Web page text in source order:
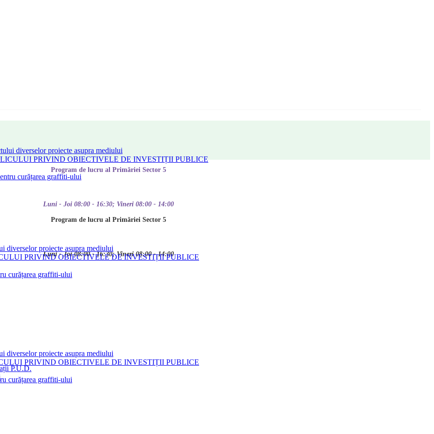
diverselor proiecte asupra mediului
PRIVIND OBIECTIVELE DE INVESTIȚII PUBLICE
curățarea graffiti-ului
P.U.D.
Program de lucru al Primăriei Sector 5
Luni - Joi 08:00 - 16:30; Vineri 08:00 - 14:00
Program de lucru al Primăriei Sector 5
Luni - Joi 08:00 - 16:30; Vineri 08:00 - 14:00
diverselor proiecte asupra mediului
PRIVIND OBIECTIVELE DE INVESTIȚII PUBLICE
curățarea graffiti-ului
diverselor proiecte asupra mediului
PRIVIND OBIECTIVELE DE INVESTIȚII PUBLICE
curățarea graffiti-ului